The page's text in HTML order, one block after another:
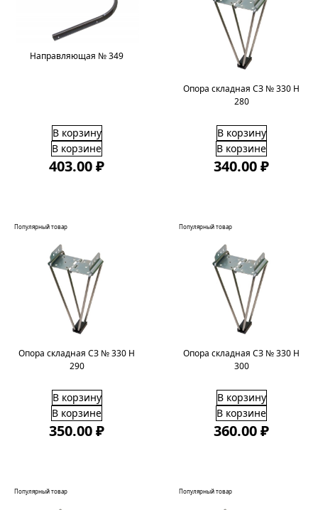
Направляющая № 349
В корзину
В корзине
403.00 ₽
Опора складная СЗ № 330 H
280
В корзину
В корзине
340.00 ₽
Популярный товар
Опора складная СЗ № 330 H
290
В корзину
В корзине
350.00 ₽
Популярный товар
Опора складная СЗ № 330 H
300
В корзину
В корзине
360.00 ₽
Популярный товар Популярный товар